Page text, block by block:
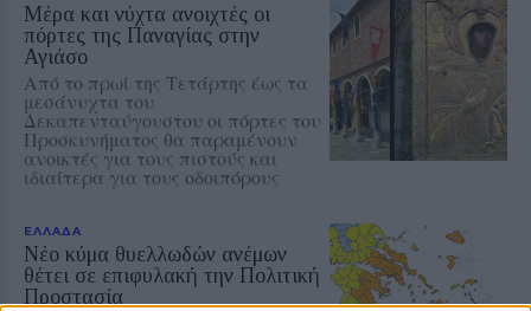
Μέρα και νύχτα ανοιχτές οι
πόρτες της Παναγίας στην
Αγιάσο
Από το πρωί της Τετάρτης έως τα
μεσάνυχτα του
Δεκαπενταύγουστου οι πόρτες του
Προσκυνήματος θα παραμένουν
ανοικτές για τους πιστούς και
ιδιαίτερα για τους οδοιπόρους
ΕΛΛΑΔΑ
Νέο κύμα θυελλωδών ανέμων
θέτει σε επιφυλακή την Πολιτική
Προστασία